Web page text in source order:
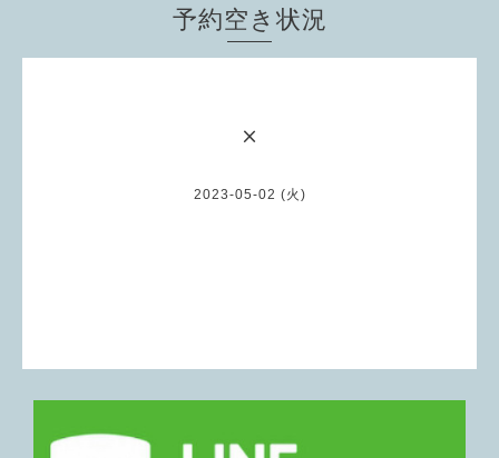
予約空き状況
×
2023-05-02 (火)